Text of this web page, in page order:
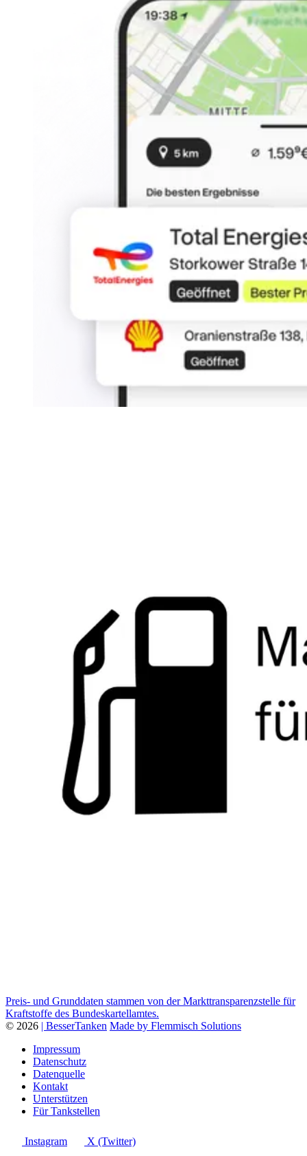
Preis- und Grunddaten stammen von der Markttransparenzstelle für
Kraftstoffe des Bundeskartellamtes.
© 2026 | BesserTanken Made by Flemmisch Solutions
Impressum
Datenschutz
Datenquelle
Kontakt
Unterstützen
Für Tankstellen
Instagram X (Twitter)